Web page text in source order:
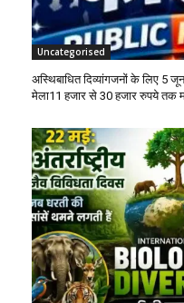
Uncategorised
अस्थिबाधित दिव्यांगजनों के लिए 5
मेला11 हजार से 30 हजार रुपये तक